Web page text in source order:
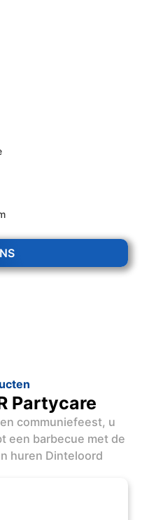
Partycare
communiefeest, u
een barbecue met de
huren Dinteloord